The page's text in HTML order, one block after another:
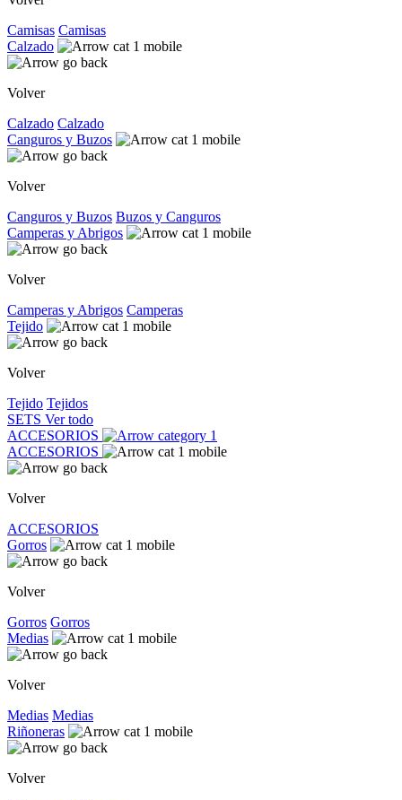
Camisas Camisas
Calzado
Volver
Calzado Calzado
Canguros y Buzos
Volver
Canguros y Buzos Buzos y Canguros
Camperas y Abrigos
Volver
Camperas y Abrigos Camperas
Tejido
Volver
Tejido Tejidos
SETS Ver todo
ACCESORIOS
ACCESORIOS
Volver
ACCESORIOS
Gorros
Volver
Gorros Gorros
Medias
Volver
Medias Medias
Riñoneras
Volver